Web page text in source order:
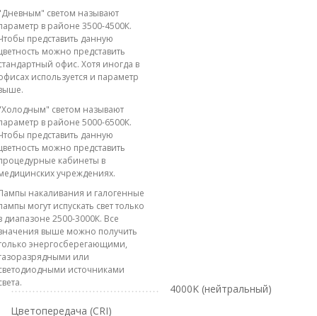
светом называют
в районе 3500-4500К.
представить данную
можно представить
офис. Хотя иногда в
используется и параметр
светом называют
в районе 5000-6500К.
представить данную
можно представить
кабинеты в
учреждениях.
накаливания и галогенные
могут испускать свет только
диапазоне 2500-3000К. Все
выше можно получить
энергосберегающими,
или
источниками
4000K (нейтральный)
Цветопередача (CRI)